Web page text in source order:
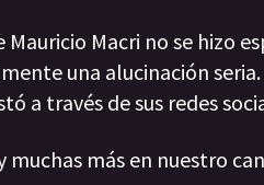
Mauricio Macri no se hizo
una alucinación
a través de sus redes
muchas más en nuestro